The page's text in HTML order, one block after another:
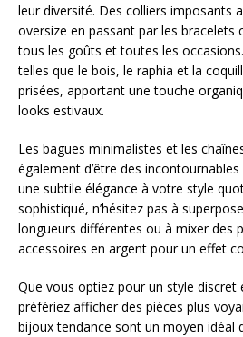
leur diversité. Des colliers imposants
oversize en passant par les bracelets
tous les goûts et toutes les
telles que le bois, le raphia et la
prisées, apportant une touche
looks estivaux.
Les bagues minimalistes et les
également d’être des
une subtile élégance à votre style
sophistiqué, n’hésitez pas à
longueurs différentes ou à mixer des
accessoires en argent pour un effet
Que vous optiez pour un style
préfériez afficher des pièces plus
bijoux tendance sont un moyen idéal